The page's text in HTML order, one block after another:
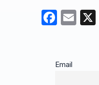
F
e
E
Email